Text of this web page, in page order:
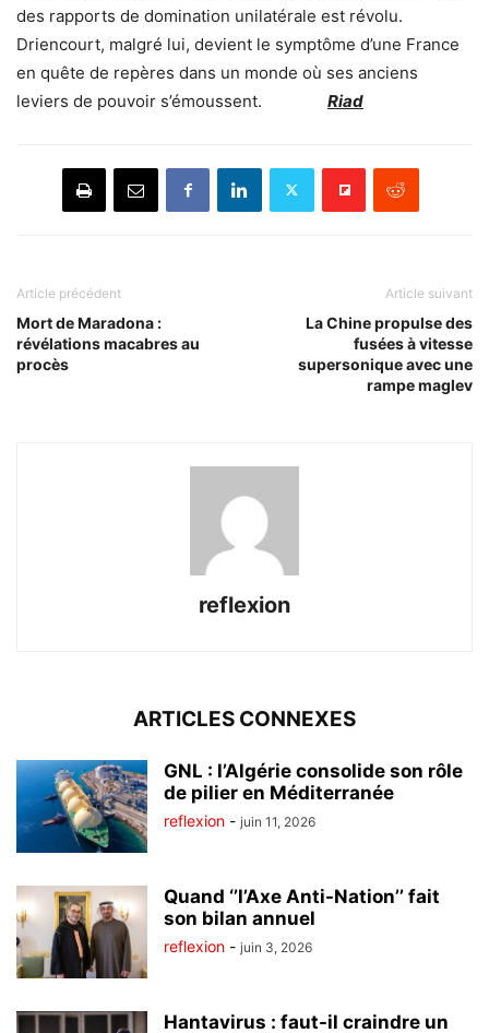
des rapports de domination unilatérale est révolu.
Driencourt, malgré lui, devient le symptôme d’une France
en quête de repères dans un monde où ses anciens
leviers de pouvoir s’émoussent. Riad
Article précédent
Mort de Maradona :
révélations macabres au
procès
Article suivant
La Chine propulse des
fusées à vitesse
supersonique avec une
rampe maglev
reflexion
ARTICLES CONNEXES
GNL : l’Algérie consolide son rôle
de pilier en Méditerranée
reflexion - juin 11, 2026
Quand ‘’l’Axe Anti-Nation’’ fait
son bilan annuel
reflexion - juin 3, 2026
Hantavirus : faut-il craindre un